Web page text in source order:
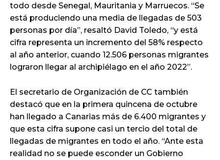
todo desde Senegal, Mauritania y Marruecos. “Se
está produciendo una media de llegadas de 503
personas por día”, resaltó David Toledo, “y está
cifra representa un incremento del 58% respecto
al año anterior, cuando 12.506 personas migrantes
lograron llegar al archipiélago en el año 2022”.
El secretario de Organización de CC también
destacó que en la primera quincena de octubre
han llegado a Canarias más de 6.400 migrantes y
que esta cifra supone casi un tercio del total de
llegadas de migrantes en todo el año. “Ante esta
realidad no se puede esconder un Gobierno